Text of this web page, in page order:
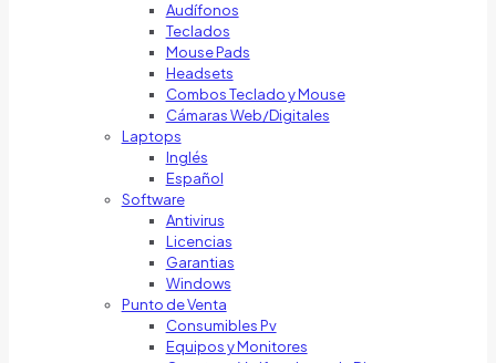
Audífonos
Teclados
Mouse Pads
Headsets
Combos Teclado y Mouse
Cámaras Web/Digitales
Laptops
Inglés
Español
Software
Antivirus
Licencias
Garantias
Windows
Punto de Venta
Consumibles Pv
Equipos y Monitores